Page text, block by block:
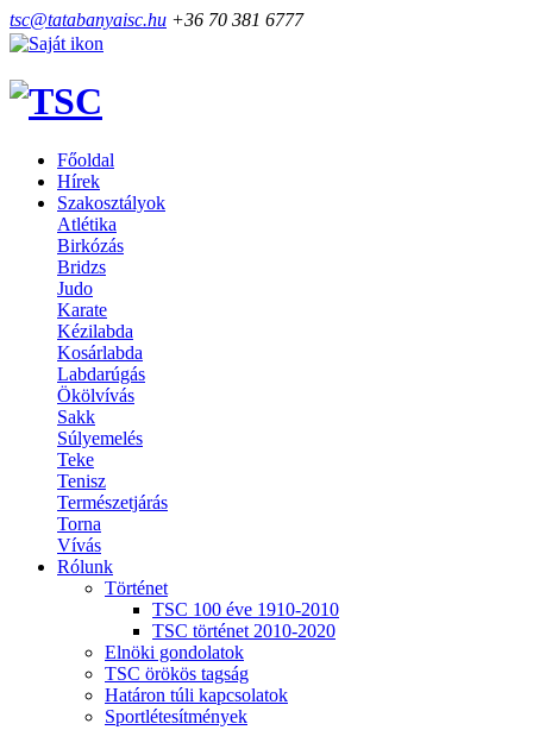
tsc@tatabanyaisc.hu +36 70 381 6777
Főoldal
Hírek
Szakosztályok
Atlétika
Birkózás
Bridzs
Judo
Karate
Kézilabda
Kosárlabda
Labdarúgás
Ökölvívás
Sakk
Súlyemelés
Teke
Tenisz
Természetjárás
Torna
Vívás
Rólunk
Történet
TSC 100 éve 1910-2010
TSC történet 2010-2020
Elnöki gondolatok
TSC örökös tagság
Határon túli kapcsolatok
Sportlétesítmények